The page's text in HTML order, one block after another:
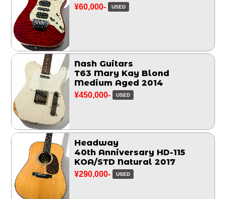
¥60,000- USED
Nash Guitars
T63 Mary Kay Blond
Medium Aged 2014
¥450,000- USED
Headway
40th Anniversary HD-115
KOA/STD Natural 2017
¥290,000- USED